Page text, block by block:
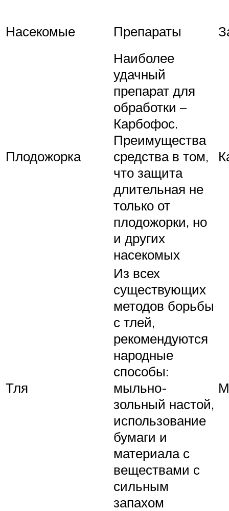
Насекомые Препараты
Плодожорка
Наиболее
удачный
препарат для
обработки –
Карбофос.
Преимущества
средства в том,
что защита
длительная не
только от
плодожорки, но
и других
насекомых
Тля
Из всех
существующих
методов борьбы
с тлей,
рекомендуются
народные
способы:
мыльно-
зольный настой,
использование
бумаги и
материала с
веществами с
сильным
запахом